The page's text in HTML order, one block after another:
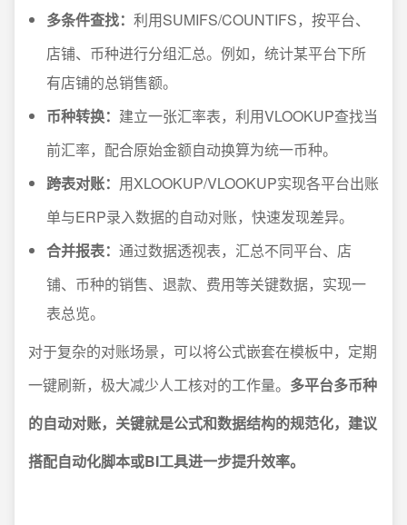
多条件查找： 利用SUMIFS/COUNTIFS，按平台、
店铺、币种进行分组汇总。例如，统计某平台下所
有店铺的总销售额。
币种转换： 建立一张汇率表，利用VLOOKUP查找当
前汇率，配合原始金额自动换算为统一币种。
跨表对账： 用XLOOKUP/VLOOKUP实现各平台出账
单与ERP录入数据的自动对账，快速发现差异。
合并报表： 通过数据透视表，汇总不同平台、店
铺、币种的销售、退款、费用等关键数据，实现一
表总览。
对于复杂的对账场景，可以将公式嵌套在模板中，定期
一键刷新，极大减少人工核对的工作量。 多平台多币种
的自动对账，关键就是公式和数据结构的规范化，建议
搭配自动化脚本或BI工具进一步提升效率。